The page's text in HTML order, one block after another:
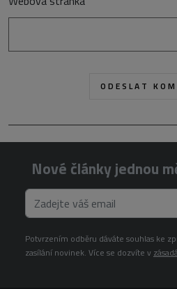
Nové články jednou
Potvrzením odběru dáváte souhlas ke
zasílání novinek. Více se dozvíte v